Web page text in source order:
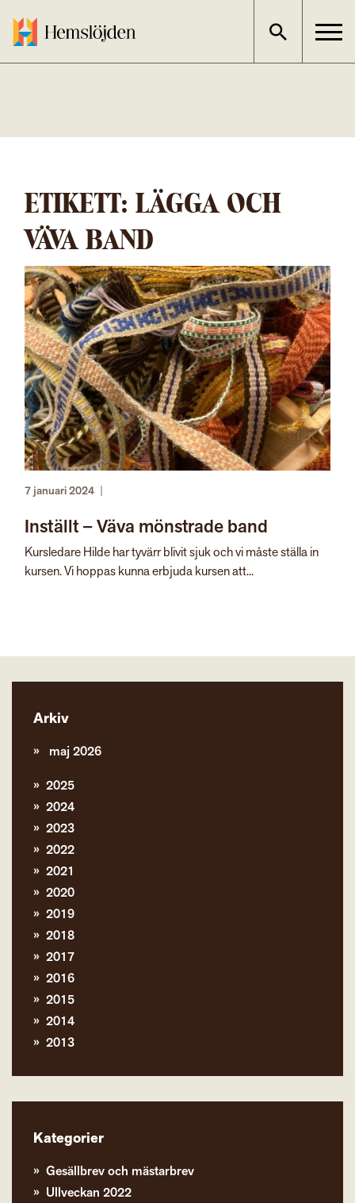
innehållet
ETIKETT: LÄGGA OCH
VÄVA BAND
7 januari 2024
Inställt – Väva mönstrade band
Kursledare Hilde har tyvärr blivit sjuk och vi måste ställa in
kursen. Vi hoppas kunna erbjuda kursen att...
Arkiv
maj 2026
2025
2024
2023
2022
2021
2020
2019
2018
2017
2016
2015
2014
2013
Kategorier
Gesällbrev och mästarbrev
Ullveckan 2022